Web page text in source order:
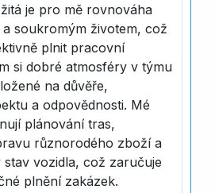
je pro mě rovnováha
soukromým životem, což
plnit pracovní
si dobré atmosféry v týmu
na důvěře,
a odpovědnosti. Mé
plánování tras,
různorodého zboží a
vozidla, což zaručuje
plnění zakázek.